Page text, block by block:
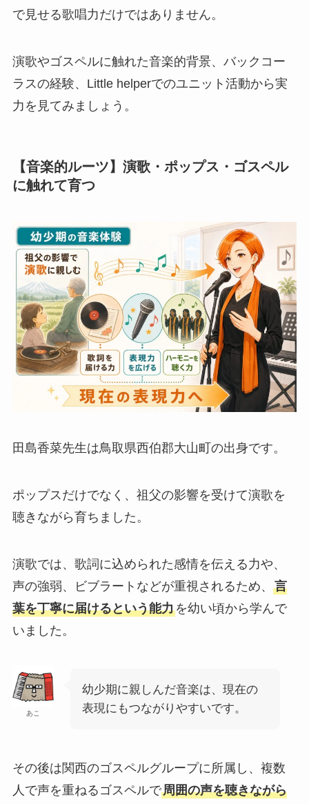
で見せる歌唱力だけではありません。
演歌やゴスペルに触れた音楽的背景、バックコー
ラスの経験、Little helperでのユニット活動から実
力を見てみましょう。
【音楽的ルーツ】演歌・ポップス・ゴスペル
に触れて育つ
田島香菜先生は鳥取県西伯郡大山町の出身です。
ポップスだけでなく、祖父の影響を受けて演歌を
聴きながら育ちました。
演歌では、歌詞に込められた感情を伝える力や、
声の強弱、ビブラートなどが重視されるため、 言
葉を丁寧に届けるという能力を幼い頃から学んで
いました。
あこ
幼少期に親しんだ音楽は、現在の
表現にもつながりやすいです。
その後は関西のゴスペルグループに所属し、複数
人で声を重ねるゴスペルで周囲の声を聴きながら